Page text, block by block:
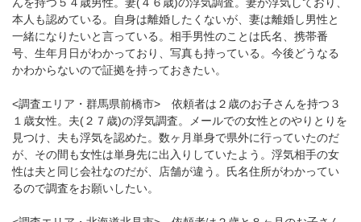
本人も認めている。自身は離婚したくないが、妻は離婚し男性と
一緒になりたいと言っている。相手男性のことは氏名、携帯番
号、生年月日がわかっており、写真も持っている。今後どうなる
かわからないので証拠を持っておきたい。
<調査エリア・群馬県前橋市> 依頼者は２歳のお子さんを持つ３
１歳女性。夫(２７歳)の浮気調査。メールでの女性とのやりとりを
見つけ、夫も浮気を認めた。数ヶ月単身で県外に行っていたのだ
が、その間も女性は単身先に出入りしていたよう。浮気相手の女
性は夫と同じ会社なのだが、店舗が違う。氏名住所がわかってい
るので調査をお願いしたい。